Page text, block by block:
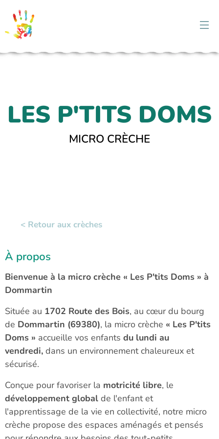
LES P'TITS DOMS
MICRO CRÈCHE
< Retour aux crèches
À propos
Bienvenue à la micro crèche « Les P'tits Doms » à
Dommartin
Située au 1702 Route des Bois, au cœur du bourg
de Dommartin (69380), la micro crèche « Les P'tits
Doms » accueille vos enfants du lundi au
vendredi, dans un environnement chaleureux et
sécurisé.
Conçue pour favoriser la motricité libre, le
développement global de l'enfant et
l'apprentissage de la vie en collectivité, notre micro
crèche propose des espaces aménagés et pensés